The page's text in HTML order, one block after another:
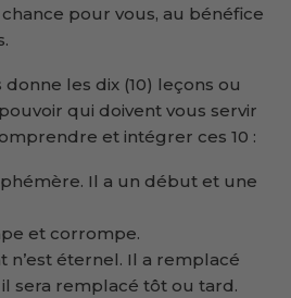
pour vous, au bénéfice
les dix (10) leçons ou
qui doivent vous servir
et intégrer ces 10 :
Il a un début et une
et corrompe.
n’est éternel. Il a remplacé
sera remplacé tôt ou tard.